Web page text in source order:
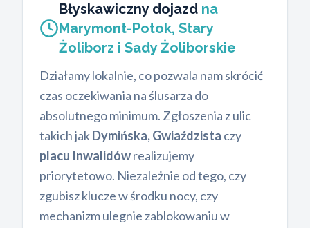
Błyskawiczny dojazd na
Marymont-Potok, Stary
Żoliborz i Sady Żoliborskie
Działamy lokalnie, co pozwala nam skrócić
czas oczekiwania na ślusarza do
absolutnego minimum. Zgłoszenia z ulic
takich jakDymińska, Gwiaździsta czy
placu Inwalidówrealizujemy
priorytetowo. Niezależnie od tego, czy
zgubisz klucze w środku nocy, czy
mechanizm ulegnie zablokowaniu w